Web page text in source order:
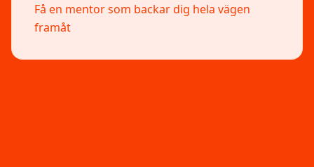
Få en mentor som backar dig hela vägen
framåt